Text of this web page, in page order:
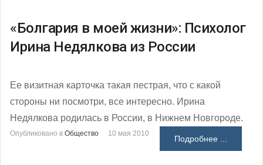
«Болгария в моей жизни»: Психолог
Ирина Недялкова из России
Ее визитная карточка такая пестрая, что с какой
стороны ни посмотри, все интересно. Ирина
Недялкова родилась в России, в Нижнем Новгороде.
Опубликовано в Общество 10 мая 2010
Подробнее ...